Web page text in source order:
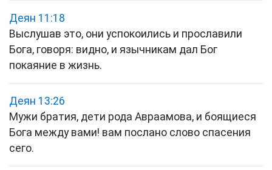
Деян 11:18
Выслушав это, они успокоились и прославили
Бога, говоря: видно, и язычникам дал Бог
покаяние в жизнь.
Деян 13:26
Мужи братия, дети рода Авраамова, и боящиеся
Бога между вами! вам послано слово спасения
сего.